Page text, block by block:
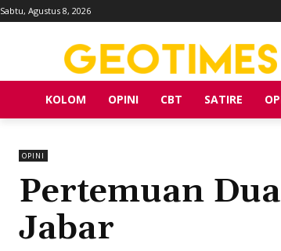
Sabtu, Agustus 8, 2026
KOLOM OPINI CBT SATIRE
OPINI
Pertemuan
Jabar